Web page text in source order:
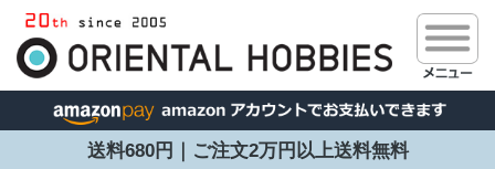
送料680円｜ご注文2万円以上送料無料